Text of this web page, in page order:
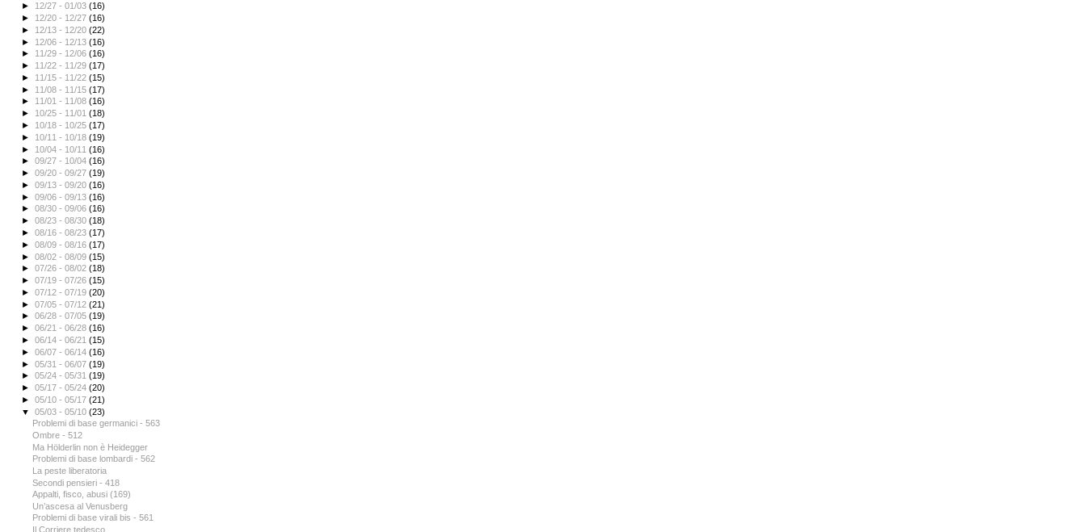
► 12/27 - 01/03(16)
► 12/20 - 12/27(16)
► 12/13 - 12/20(22)
► 12/06 - 12/13(16)
► 11/29 - 12/06(16)
► 11/22 - 11/29(17)
► 11/15 - 11/22(15)
► 11/08 - 11/15(17)
► 11/01 - 11/08(16)
► 10/25 - 11/01(18)
► 10/18 - 10/25(17)
► 10/11 - 10/18(19)
► 10/04 - 10/11(16)
►09/27 - 10/04(16)
►09/20 - 09/27(19)
►09/13 - 09/20(16)
►09/06 - 09/13(16)
►08/30 - 09/06(16)
►08/23 - 08/30(18)
►08/16 - 08/23(17)
►08/09 - 08/16(17)
►08/02 - 08/09(15)
►07/26 - 08/02(18)
►07/19 - 07/26(15)
►07/12 - 07/19(20)
►07/05 - 07/12(21)
►06/28 - 07/05(19)
►06/21 - 06/28(16)
►06/14 - 06/21(15)
►06/07 - 06/14(16)
►05/31 - 06/07(19)
►05/24 - 05/31(19)
►05/17 - 05/24(20)
►05/10 - 05/17(21)
▼05/03 - 05/10(23)
Problemi di base germanici - 563
Ombre - 512
Ma Hölderlin non è Heidegger
Problemi di base lombardi - 562
La peste liberatoria
Secondi pensieri - 418
Appalti, fisco, abusi (169)
Un’ascesa al Venusberg
Problemi di base virali bis - 561
Il Corriere tedesco